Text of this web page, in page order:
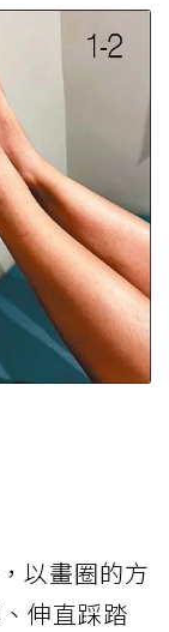
以畫圈的方
伸直踩踏